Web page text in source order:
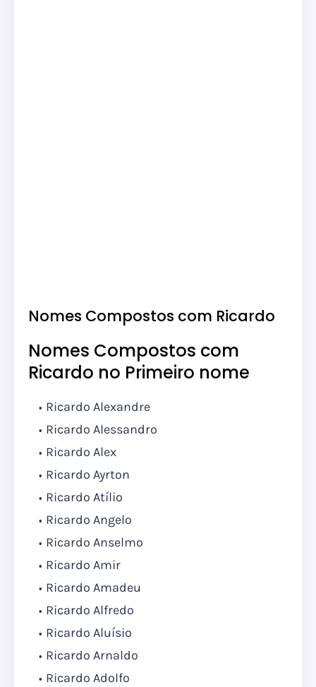
Nomes Compostos com Ricardo
Nomes Compostos com
Ricardo no Primeiro nome
Ricardo Alexandre
Ricardo Alessandro
Ricardo Alex
Ricardo Ayrton
Ricardo Atílio
Ricardo Angelo
Ricardo Anselmo
Ricardo Amir
Ricardo Amadeu
Ricardo Alfredo
Ricardo Aluísio
Ricardo Arnaldo
Ricardo Adolfo